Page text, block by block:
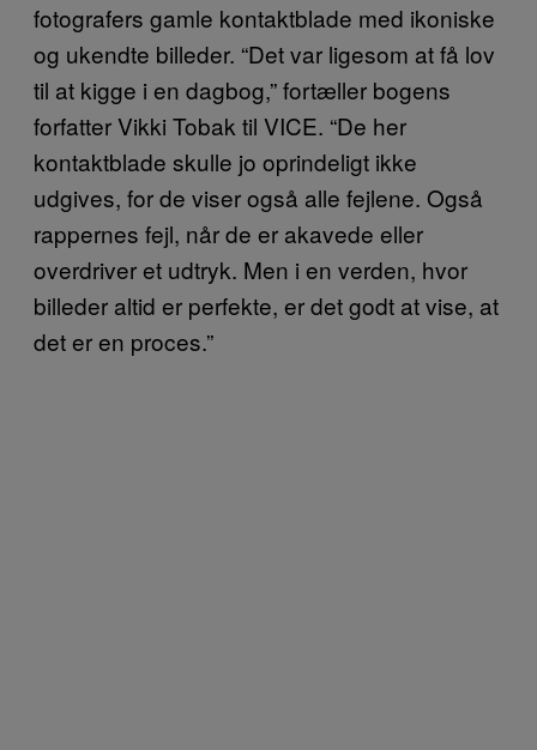
fotografers gamle kontaktblade med ikoniske
og ukendte billeder. “Det var ligesom at få lov
til at kigge i en dagbog,” fortæller bogens
forfatter Vikki Tobak til VICE. “De her
kontaktblade skulle jo oprindeligt ikke
udgives, for de viser også alle fejlene. Også
rappernes fejl, når de er akavede eller
overdriver et udtryk. Men i en verden, hvor
billeder altid er perfekte, er det godt at vise, at
det er en proces.”